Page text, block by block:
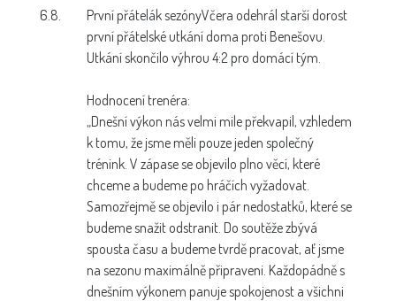
6.8. První přátelák sezónyVčera odehrál starší dorost
první přátelské utkání doma proti Benešovu.
Utkání skončilo výhrou 4:2 pro domácí tým.
Hodnocení trenéra:
„Dnešní výkon nás velmi mile překvapil, vzhledem
k tomu, že jsme měli pouze jeden společný
trénink. V zápase se objevilo plno věcí, které
chceme a budeme po hráčích vyžadovat.
Samozřejmě se objevilo i pár nedostatků, které se
budeme snažit odstranit. Do soutěže zbývá
spousta času a budeme tvrdě pracovat, ať jsme
na sezonu maximálně připraveni. Každopádně s
dnešním výkonem panuje spokojenost a všichni